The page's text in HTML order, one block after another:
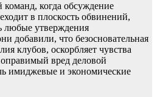
когда обсуждение
в плоскость обвинений,
любые утверждения
добавили, что безосновательная
клубов, оскорбляет чувства
вред деловой
имиджевые и экономические